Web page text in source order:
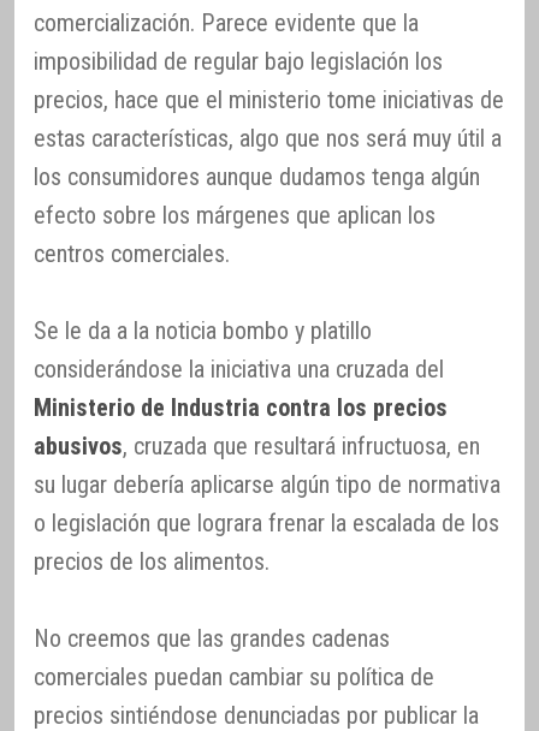
comercialización. Parece evidente que la
imposibilidad de regular bajo legislación los
precios, hace que el ministerio tome iniciativas de
estas características, algo que nos será muy útil a
los consumidores aunque dudamos tenga algún
efecto sobre los márgenes que aplican los
centros comerciales.
Se le da a la noticia bombo y platillo
considerándose la iniciativa una cruzada del
Ministerio de Industria contra los precios
abusivos, cruzada que resultará infructuosa, en
su lugar debería aplicarse algún tipo de normativa
o legislación que lograra frenar la escalada de los
precios de los alimentos.
No creemos que las grandes cadenas
comerciales puedan cambiar su política de
precios sintiéndose denunciadas por publicar la